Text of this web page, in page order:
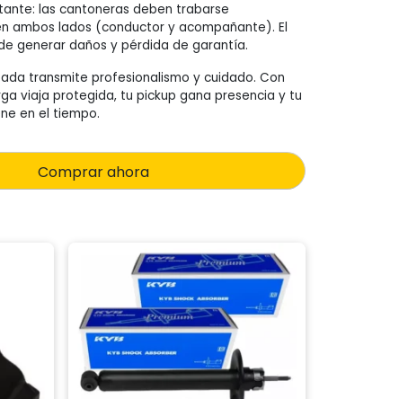
las cantoneras deben trabarse
ambos lados (conductor y acompañante). El
generar daños y pérdida de garantía.
transmite profesionalismo y cuidado. Con
viaja protegida, tu pickup gana presencia y tu
en el tiempo.
Comprar ahora